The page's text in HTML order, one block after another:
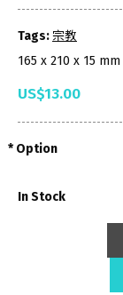
Tags:宗教
165 x 210 x 15
US$13.00
Option
In Stock